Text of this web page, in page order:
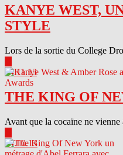
KANYE WEST,
STYLE
Lors de la sortie du College
04.11.13
THE KING OF
Avant que la cocaïne ne
04.10.13